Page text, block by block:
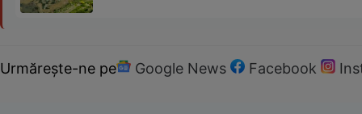
Urmărește-ne pe Google News Facebook